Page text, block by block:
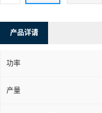
产品详请
功率
产量